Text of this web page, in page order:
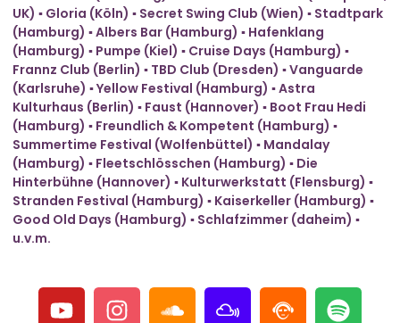
UK) ▪ Gloria (Köln) ▪ Secret Swing Club (Wien) ▪ Stadtpark
(Hamburg) ▪ Albers Bar (Hamburg) ▪ Hafenklang
(Hamburg) ▪ Pumpe (Kiel) ▪ Cruise Days (Hamburg) ▪
Frannz Club (Berlin) ▪ TBD Club (Dresden) ▪ Vanguarde
(Karlsruhe) ▪ Yellow Festival (Hamburg) ▪ Astra
Kulturhaus (Berlin) ▪ Faust (Hannover) ▪ Boot Frau Hedi
(Hamburg) ▪ Freundlich & Kompetent (Hamburg) ▪
Summertime Festival (Wolfenbüttel) ▪ Mandalay
(Hamburg) ▪ Fleetschlösschen (Hamburg) ▪ Die
Hinterbühne (Hannover) ▪ Kulturwerkstatt (Flensburg) ▪
Stranden Festival (Hamburg) ▪ Kaiserkeller (Hamburg) ▪
Good Old Days (Hamburg) ▪ Schlafzimmer (daheim) ▪
u.v.m.